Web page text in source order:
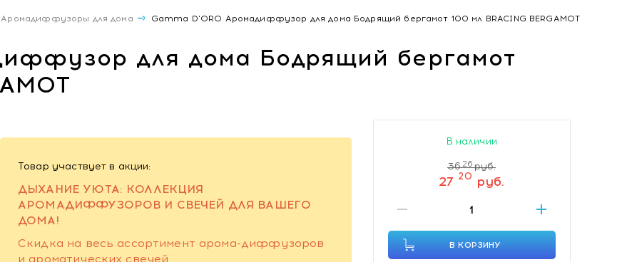
Аромадиффузоры для дома Gamma D'ORO Аромадиффузор для дома Бодрящий бергамот 100 мл BRACING BERGAMOT
для дома Бодрящий бергамот
Товар участвует в акции:
ДЫХАНИЕ УЮТА: КОЛЛЕКЦИЯ
АРОМАДИФФУЗОРОВ И СВЕЧЕЙ ДЛЯ ВАШЕГО
ДОМА!
Скидка на весь ассортимент арома-диффузоров
и ароматических свечей
В наличии
3626 руб.
27 20 руб.
В КОРЗИНУ